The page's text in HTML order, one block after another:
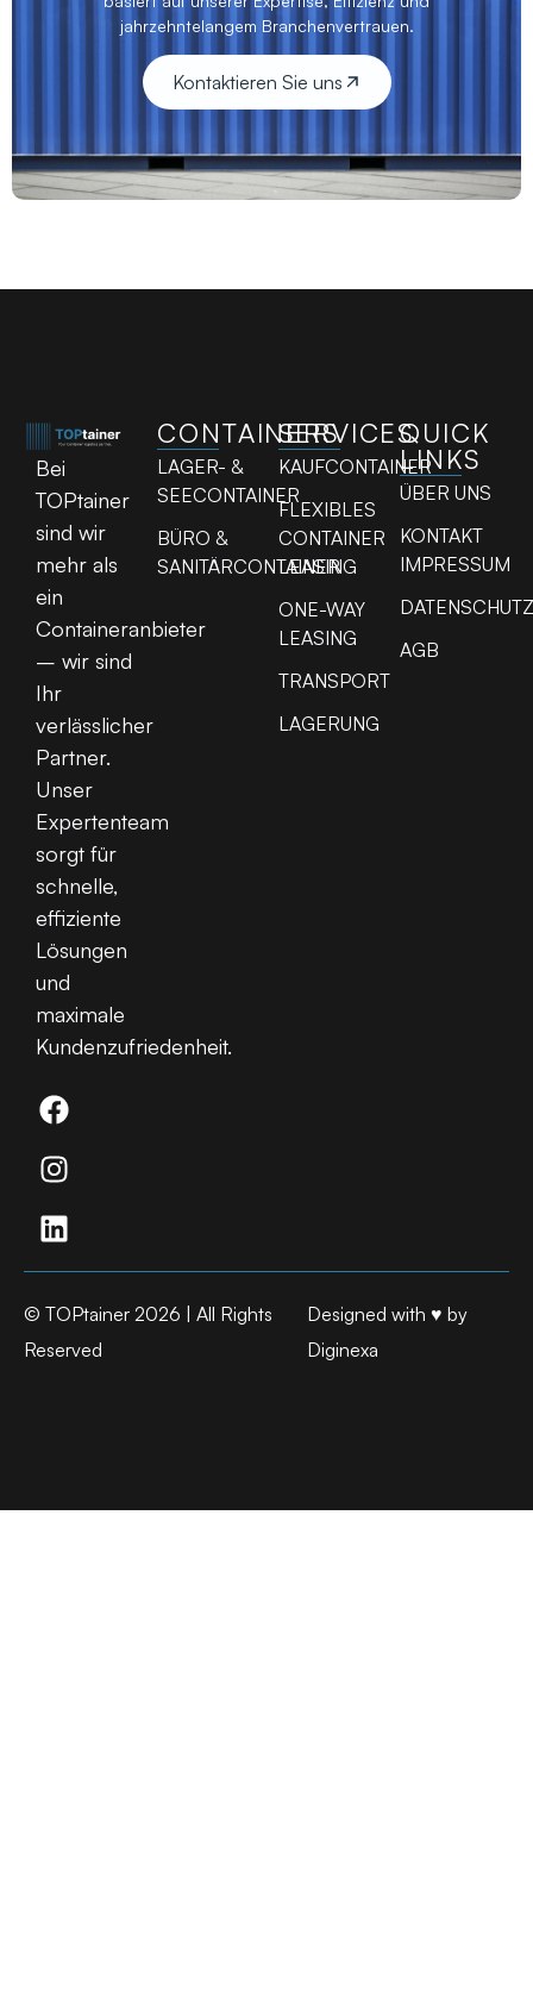
jahrzehntelangem Branchenvertrauen.
Kontaktieren Sie uns
Bei
TOPtainer
sind wir
mehr als
ein
Containeranbieter
– wir sind
Ihr
verlässlicher
Partner.
Unser
Expertenteam
sorgt für
schnelle,
effiziente
Lösungen
und
maximale
Kundenzufriedenheit.
CONTAINERS
LAGER- &
SEECONTAINER
BÜRO &
SANITÄRCONTAINER
SERVICES
KAUFCONTAINER
FLEXIBLES
CONTAINER
LEASING
ONE-WAY
LEASING
TRANSPORT
LAGERUNG
QUICK
LINKS
ÜBER UNS
KONTAKT
IMPRESSUM
AGB
© TOPtainer 2026 | All Rights
Reserved
Designed with ♥ by
Diginexa​